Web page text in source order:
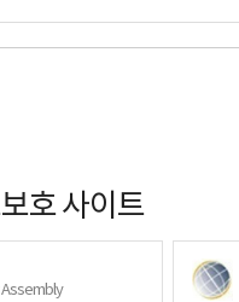
호 사이트